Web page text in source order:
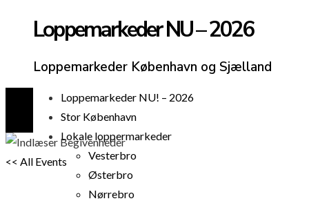
Loppemarkeder NU – 2026
Loppemarkeder København og Sjælland
Loppemarkeder NU! – 2026
Stor København
Lokale loppermarkeder
Vesterbro
Østerbro
Nørrebro
<< All Events